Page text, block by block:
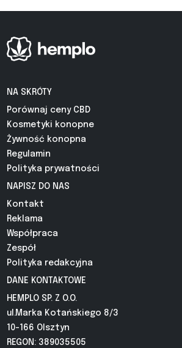
NA SKRÓTY
Porównaj ceny CBD
Kosmetyki konopne
Żywność konopna
Regulamin
Polityka prywatności
NAPISZ DO NAS
Kontakt
Reklama
Współpraca
Zespół
Polityka redakcyjna
DANE KONTAKTOWE
HEMPLO SP. Z O.O.
ul.Marka Kotańskiego 8/3
10-166 Olsztyn
REGON: 389035505